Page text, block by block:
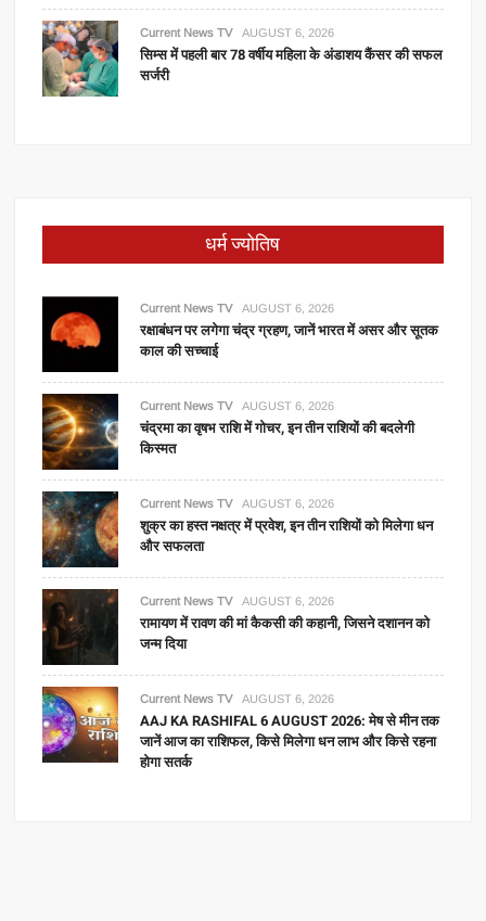
Current News TV AUGUST 6, 2026
सिम्स में पहली बार 78 वर्षीय महिला के अंडाशय कैंसर की सफल
सर्जरी
धर्म ज्योतिष
Current News TV AUGUST 6, 2026
रक्षाबंधन पर लगेगा चंद्र ग्रहण, जानें भारत में असर और सूतक
काल की सच्चाई
Current News TV AUGUST 6, 2026
चंद्रमा का वृषभ राशि में गोचर, इन तीन राशियों की बदलेगी
किस्मत
Current News TV AUGUST 6, 2026
शुक्र का हस्त नक्षत्र में प्रवेश, इन तीन राशियों को मिलेगा धन
और सफलता
Current News TV AUGUST 6, 2026
रामायण में रावण की मां कैकसी की कहानी, जिसने दशानन को
जन्म दिया
Current News TV AUGUST 6, 2026
AAJ KA RASHIFAL 6 AUGUST 2026: मेष से मीन तक
जानें आज का राशिफल, किसे मिलेगा धन लाभ और किसे रहना
होगा सतर्क